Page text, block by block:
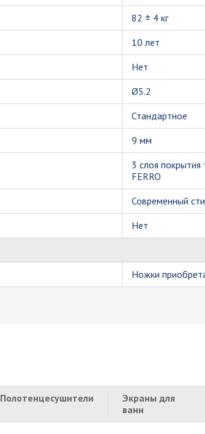
82 ± 4 кг
10 лет
Нет
Ø5.2
Стандартное
9 мм
3 слоя
FERRO
Современный
Нет
Ножки
Полотенцесушители
Экраны для
ванн